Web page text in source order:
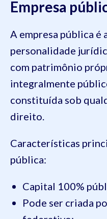
Empresa
A empresa pública é
personalidade
com patrimônio
integralmente
constituída sob
direito.
Características
pública:
Capital 100%
Pode ser criada